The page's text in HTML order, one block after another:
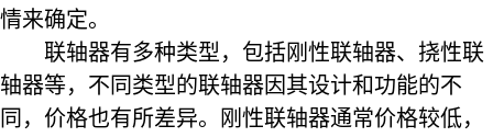
情来确定。
联轴器有多种类型，包括刚性联轴器、挠性联
轴器等，不同类型的联轴器因其设计和功能的不
同，价格也有所差异。刚性联轴器通常价格较低，